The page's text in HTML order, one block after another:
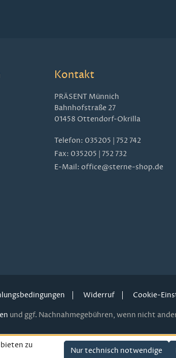
Kontakt
PRÄSENT Münnich
Bahnhofstraße 27
01458 Ottendorf-Okrilla
Telefon: 035205 | 752 742
Fax: 035205 | 752 732
E-Mail: office@sterne-shop.de
Widerruf Cookie-
und ggf. Nachnahmegebühren, wenn nicht
zu
Nur technisch notwendige